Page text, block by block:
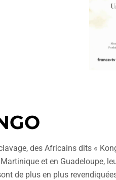
des Africains dits «
et en Guadeloupe,
de plus en plus